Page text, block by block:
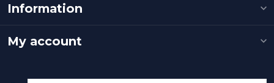
Information
My account